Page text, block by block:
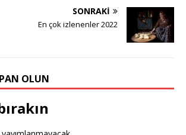
SONRAKI
En çok izlenenler 2022
OLUN